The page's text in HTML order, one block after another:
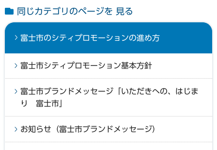
同じカテゴリのページを 見る
富士市のシティプロモーションの進め方
富士市シティプロモーション基本方針
富士市ブランドメッセージ「いただきへの、はじま
り 富士市」
お知らせ（富士市ブランドメッセージ）